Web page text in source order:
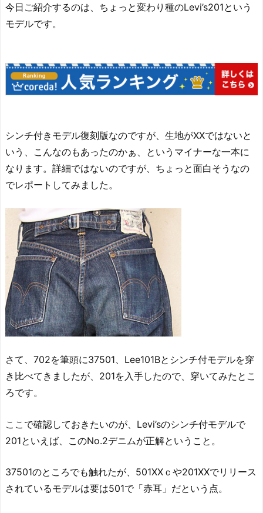
今日ご紹介するのは、ちょっと変わり種のLevi’s201という
モデルです。
シンチ付きモデル復刻版なのですが、生地がXXではないと
いう、こんなのもあったのかぁ、というマイナーな一本に
なります。詳細ではないのですが、ちょっと面白そうなの
でレポートしてみました。
さて、702を筆頭に37501、Lee101Bとシンチ付モデルを穿
き比べてきましたが、201を入手したので、穿いてみたとこ
ろです。
ここで確認しておきたいのが、Levi’sのシンチ付モデルで
201といえば、このNo.2デニムが正解ということ。
37501のところでも触れたが、501XXｃや201XXでリリース
されているモデルは要は501で「赤耳」だという点。